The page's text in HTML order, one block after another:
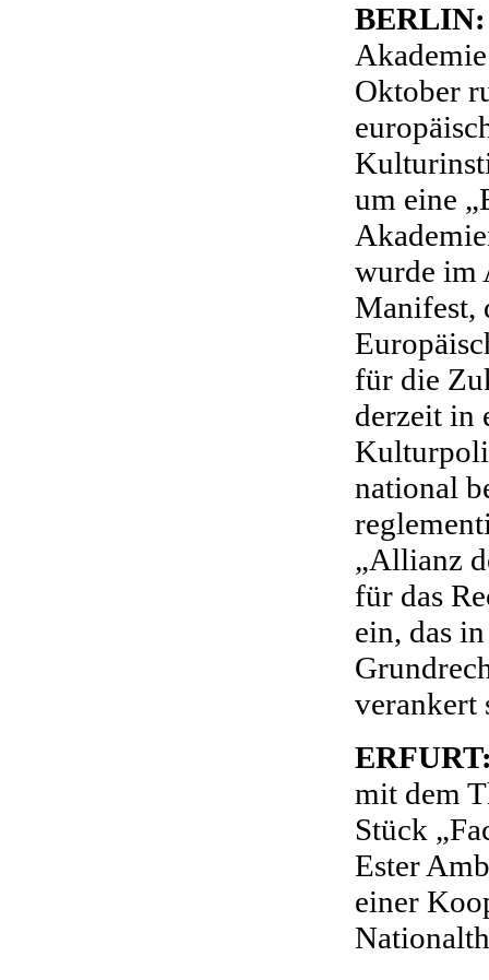
BERLIN:
Oktober
um eine
wurde im
Manifest,
für die
derzeit in
national
„Allianz
für das
ein, das
verankert
mit dem
Stück
Ester
einer